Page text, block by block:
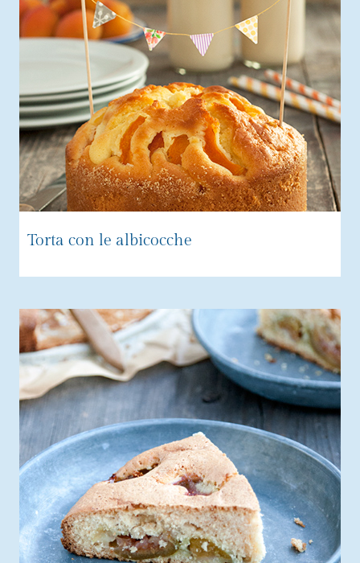
Torta con le albicocche